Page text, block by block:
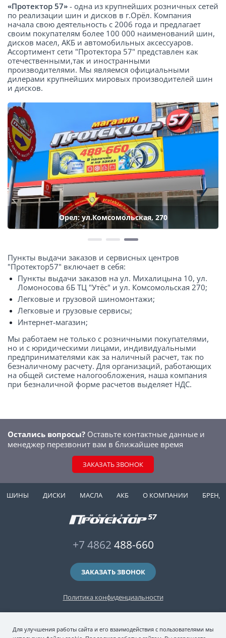
Орел: ул.Комсомольская, 270
«Протектор 57» - одна из крупнейших розничных сетей
по реализации шин и дисков в г.Орёл. Компания
начала свою деятельность с 2006 года и предлагает
своим покупателям более 100 000 наименований шин,
дисков масел, АКБ и автомобильных аксессуаров.
Ассортимент сети "Протектора 57" представлен как
отечественными,так и иностранными
производителями. Мы являемся официальными
дилерами крупнейших мировых производителей шин
и дисков.
Пункты выдачи заказов и сервисных центров
"Протектор57" включает в себя:
Пункты выдачи заказов на ул. Михалицына 10, ул.
Ломоносова 6Б ТЦ "Утёс" и ул. Комсомольская 270;
Легковые и грузовой шиномонтажи;
Легковые и грузовые сервисы;
Интернет-магазин;
Мы работаем не только с розничными покупателями,
но и с юридическими лицами, индивидуальными
предпринимателями как за наличный расчет, так по
безналичному расчету. Для организаций, работающих
на общей системе налогообложения, наша компания
при безналичной форме расчетов выделяет НДС.
Остались вопросы? Оставьте контактные данные и
менеджер перезвонит вам в ближайшее время
ЗАКАЗАТЬ ЗВОНОК
ШИНЫ ДИСКИ МАСЛА АКБ О КОМПАНИИ
Политика конфиденциальности
+7 4862 488-660
ЗАКАЗАТЬ ЗВОНОК
2006-2026 © интернет-магазин "Протектор 57" — автомобильные шины
(зимние и летние шины), колесные диски, шиномонтаж и хранение шин.
Для улучшения работы сайта и его взаимодействия с пользователями мы